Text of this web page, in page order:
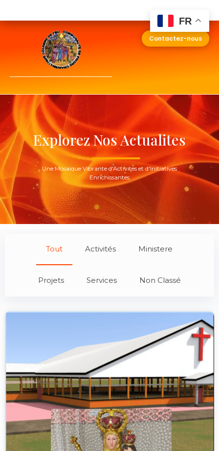
Contactez-nous
Explorez Nos Actualites
Une Mosaïque Vibrante d'Activites et d'Initiatives
Enrichissantes
Tout Activités Ministere
Projets Services Non Classé
FR